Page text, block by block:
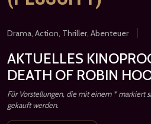
Drama, Action, Thriller, Abenteuer |
AKTUELLES
DEATH OF ROBIN
Für Vorstellungen, die mit einem * markiert
gekauft werden.